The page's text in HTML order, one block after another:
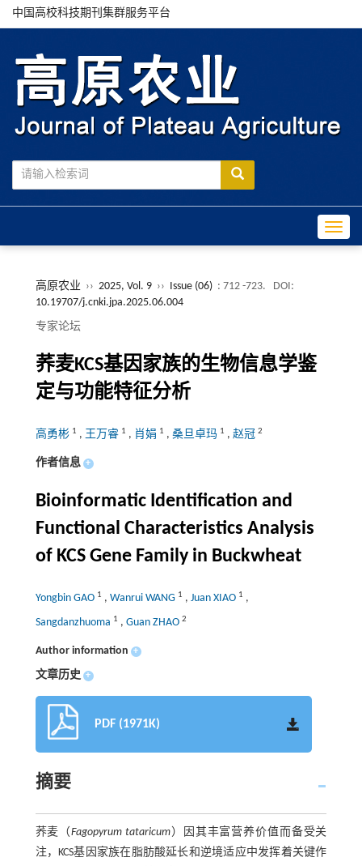
中国高校科技期刊集群服务平台
高原农业 ›› 2025, Vol. 9 ›› Issue (06) : 712 -723.
DOI:
10.19707/j.cnki.jpa.2025.06.004
专家论坛
荞麦KCS基因家族的生物信息学鉴
定与功能特征分析
高勇彬 1 , 王万睿 1 , 肖娟 1 , 桑旦卓玛 1 , 赵冠 2
作者信息 +
Bioinformatic Identification and
Functional Characteristics Analysis
of KCS Gene Family in Buckwheat
Yongbin GAO 1 , Wanrui WANG 1 , Juan XIAO 1 ,
Sangdanzhuoma 1 , Guan ZHAO 2
Author information +
文章历史 +
PDF (1971K)
摘要
荞麦（Fagopyrum tataricum）因其丰富营养价值而备受关
注，KCS基因家族在脂肪酸延长和逆境适应中发挥着关键作